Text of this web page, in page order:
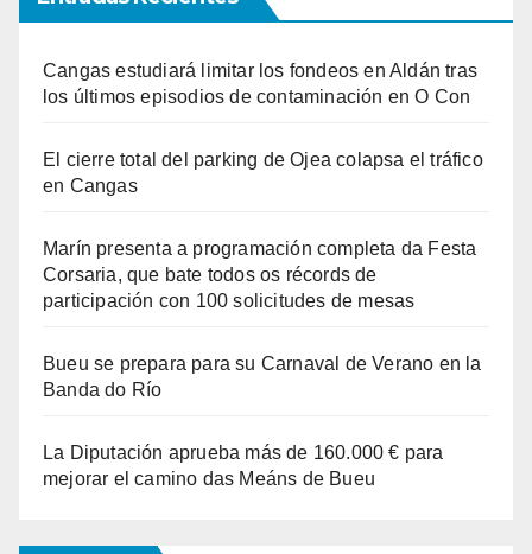
Cangas estudiará limitar los fondeos en Aldán tras
los últimos episodios de contaminación en O Con
El cierre total del parking de Ojea colapsa el tráfico
en Cangas
Marín presenta a programación completa da Festa
Corsaria, que bate todos os récords de
participación con 100 solicitudes de mesas
Bueu se prepara para su Carnaval de Verano en la
Banda do Río
La Diputación aprueba más de 160.000 € para
mejorar el camino das Meáns de Bueu